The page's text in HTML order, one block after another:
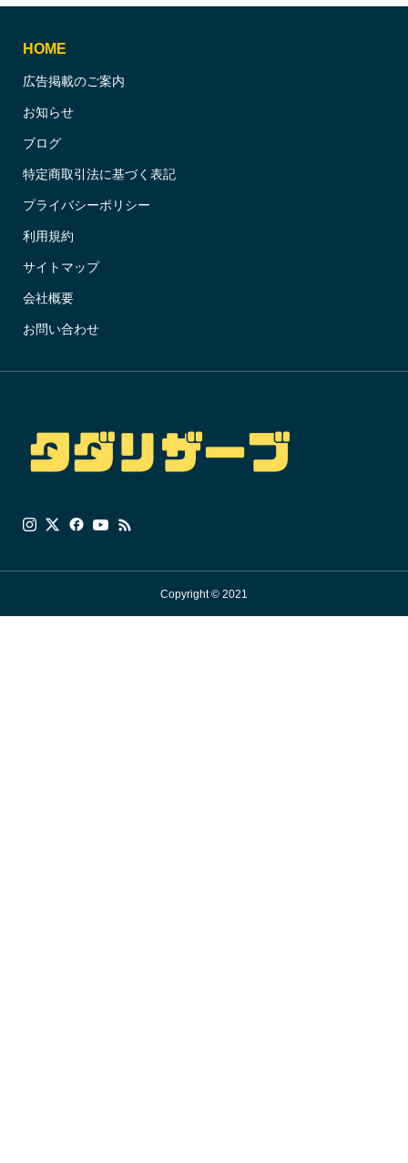
HOME
広告掲載のご案内
お知らせ
ブログ
特定商取引法に基づく表記
プライバシーポリシー
利用規約
サイトマップ
会社概要
お問い合わせ
Copyright © 2021